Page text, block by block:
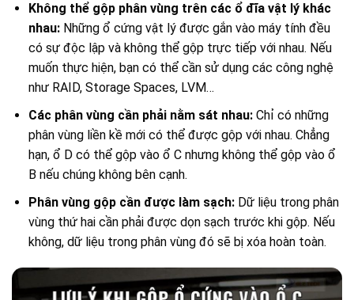
Không thể gộp phân vùng trên các ổ đĩa vật lý khác
nhau:Những ổ cứng vật lý được gắn vào máy tính đều
có sự độc lập và không thể gộp trực tiếp với nhau. Nếu
muốn thực hiện, bạn có thể cần sử dụng các công nghệ
như RAID, Storage Spaces, LVM…
Các phân vùng cần phải nằm sát nhau:Chỉ có những
phân vùng liền kề mới có thể được gộp với nhau. Chẳng
hạn, ổ D có thể gộp vào ổ C nhưng không thể gộp vào ổ
B nếu chúng không bên cạnh.
Phân vùng gộp cần được làm sạch:Dữ liệu trong phân
vùng thứ hai cần phải được dọn sạch trước khi gộp. Nếu
không, dữ liệu trong phân vùng đó sẽ bị xóa hoàn toàn.